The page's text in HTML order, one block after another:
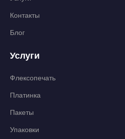
Контакты
Блог
Услуги
Флексопечать
Платинка
Пакеты
Упаковки